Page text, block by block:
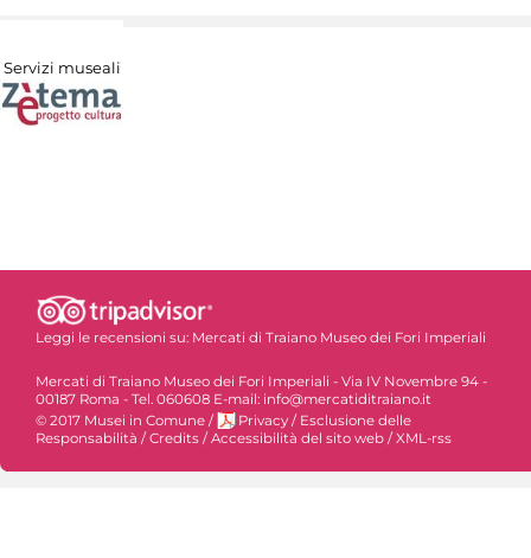
Servizi museali
Leggi le recensioni su: Mercati di Traiano Museo dei Fori Imperiali
Mercati di Traiano Museo dei Fori Imperiali - Via IV Novembre 94 -
00187 Roma - Tel. 060608 E-mail: info@mercatiditraiano.it
© 2017 Musei in Comune / Privacy / Esclusione delle
Responsabilità / Credits / Accessibilità del sito web / XML-rss